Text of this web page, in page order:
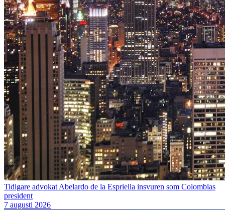
Tidigare advokat Abelardo de la Espriella insvuren som Colombias
president
7 augusti 2026